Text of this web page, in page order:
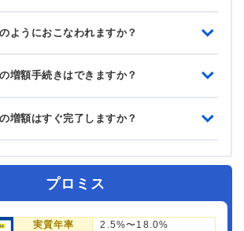
ようにおこなわれますか？
増額手続きはできますか？
増額はすぐ完了しますか？
プロミス
実質年率 2.5%〜18.0%